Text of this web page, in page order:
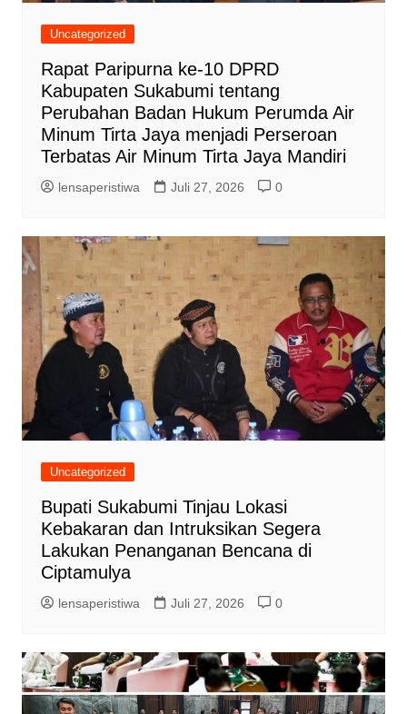
Uncategorized
Rapat Paripurna ke-10 DPRD
Kabupaten Sukabumi tentang
Perubahan Badan Hukum Perumda Air
Minum Tirta Jaya menjadi Perseroan
Terbatas Air Minum Tirta Jaya Mandiri
lensaperistiwa Juli 27, 2026 0
Uncategorized
Bupati Sukabumi Tinjau Lokasi
Kebakaran dan Intruksikan Segera
Lakukan Penanganan Bencana di
Ciptamulya
lensaperistiwa Juli 27, 2026 0